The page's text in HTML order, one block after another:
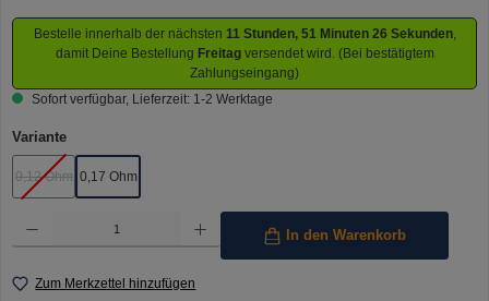
Bestelle innerhalb der nächsten 11 Stunden, 51 Minuten 26 Sekunden,
damit Deine Bestellung Freitag versendet wird. (Bei bestätigtem
Zahlungseingang)
Sofort verfügbar, Lieferzeit: 1-2 Werktage
Varianteauswählen
0,12 Ohm
(Diese Option ist zurzeit nicht verfügbar.)
0,17 Ohm
In den Warenkorb
Zum Merkzettel hinzufügen